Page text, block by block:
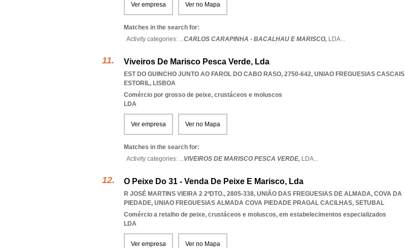
Ver empresa Ver no Mapa
Matches in the search for:
Activity categories: ...CARLOS CARAPINHA - BACALHAU E MARISCO, LDA...
Viveiros De Marisco Pesca Verde, Lda
EST DO GUINCHO JUNTO AO FAROL DO CABO RASO, 2750-642, UNIAO FREGUESIAS CASCAIS
ESTORIL, LISBOA
Comércio por grosso de peixe, crustáceos e moluscos
LDA
Ver empresa Ver no Mapa
Matches in the search for:
Activity categories: ...VIVEIROS DE MARISCO PESCA VERDE, LDA...
O Peixe Do 31 - Venda De Peixe E Marisco, Lda
R JOSÉ MARTINS VIEIRA 2 2ºDTO., 2805-338, UNIÃO DAS FREGUESIAS DE ALMADA, COVA DA
PIEDADE, UNIAO FREGUESIAS ALMADA COVA PIEDADE PRAGAL CACILHAS, SETUBAL
Comércio a retalho de peixe, crustáceos e moluscos, em estabelecimentos especializados
LDA
Ver empresa Ver no Mapa